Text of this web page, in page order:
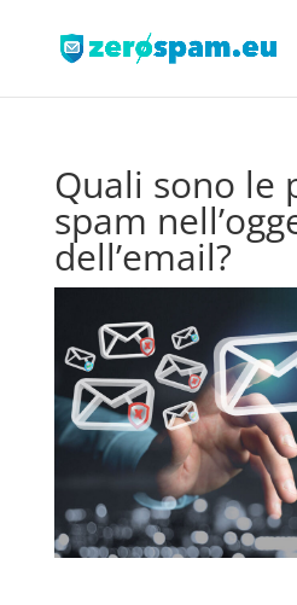
Quali sono le
spam
dell’email?